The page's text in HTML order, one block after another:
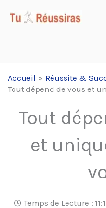
Accueil
Réussite &
Tout dépend de vous et
Tout
et
Temps de Lecture :